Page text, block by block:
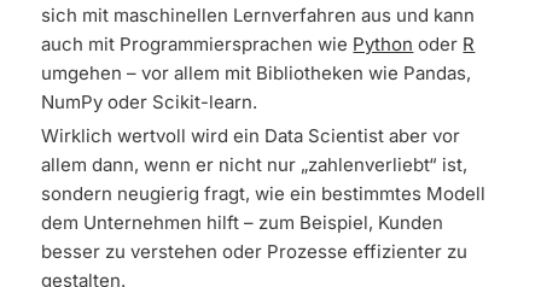
sich mit maschinellen Lernverfahren aus und kann
auch mit Programmiersprachen wie Python oder R
umgehen – vor allem mit Bibliotheken wie Pandas,
NumPy oder Scikit-learn.
Wirklich wertvoll wird ein Data Scientist aber vor
allem dann, wenn er nicht nur „zahlenverliebt“ ist,
sondern neugierig fragt, wie ein bestimmtes Modell
dem Unternehmen hilft – zum Beispiel, Kunden
besser zu verstehen oder Prozesse effizienter zu
gestalten.